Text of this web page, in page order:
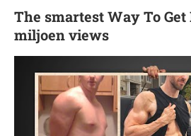
The smartest Way To Get
miljoen views